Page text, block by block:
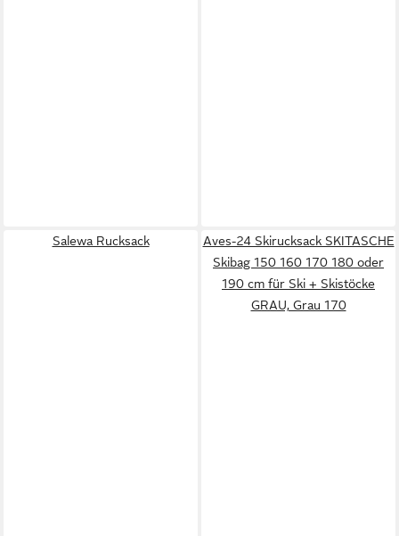
Salewa Rucksack
Aves-24 Skirucksack SKITASCHE
Skibag 150 160 170 180 oder
190 cm für Ski + Skistöcke
GRAU, Grau 170